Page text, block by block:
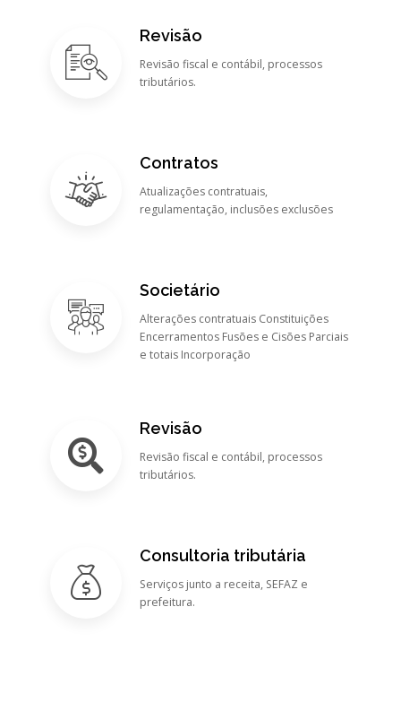
Revisão
Revisão fiscal e contábil, processos
tributários.
Contratos
Atualizações contratuais,
regulamentação, inclusões exclusões
Societário
Alterações contratuais Constituições
Encerramentos Fusões e Cisões Parciais
e totais Incorporação
Revisão
Revisão fiscal e contábil, processos
tributários.
Consultoria tributária
Serviços junto a receita, SEFAZ e
prefeitura.